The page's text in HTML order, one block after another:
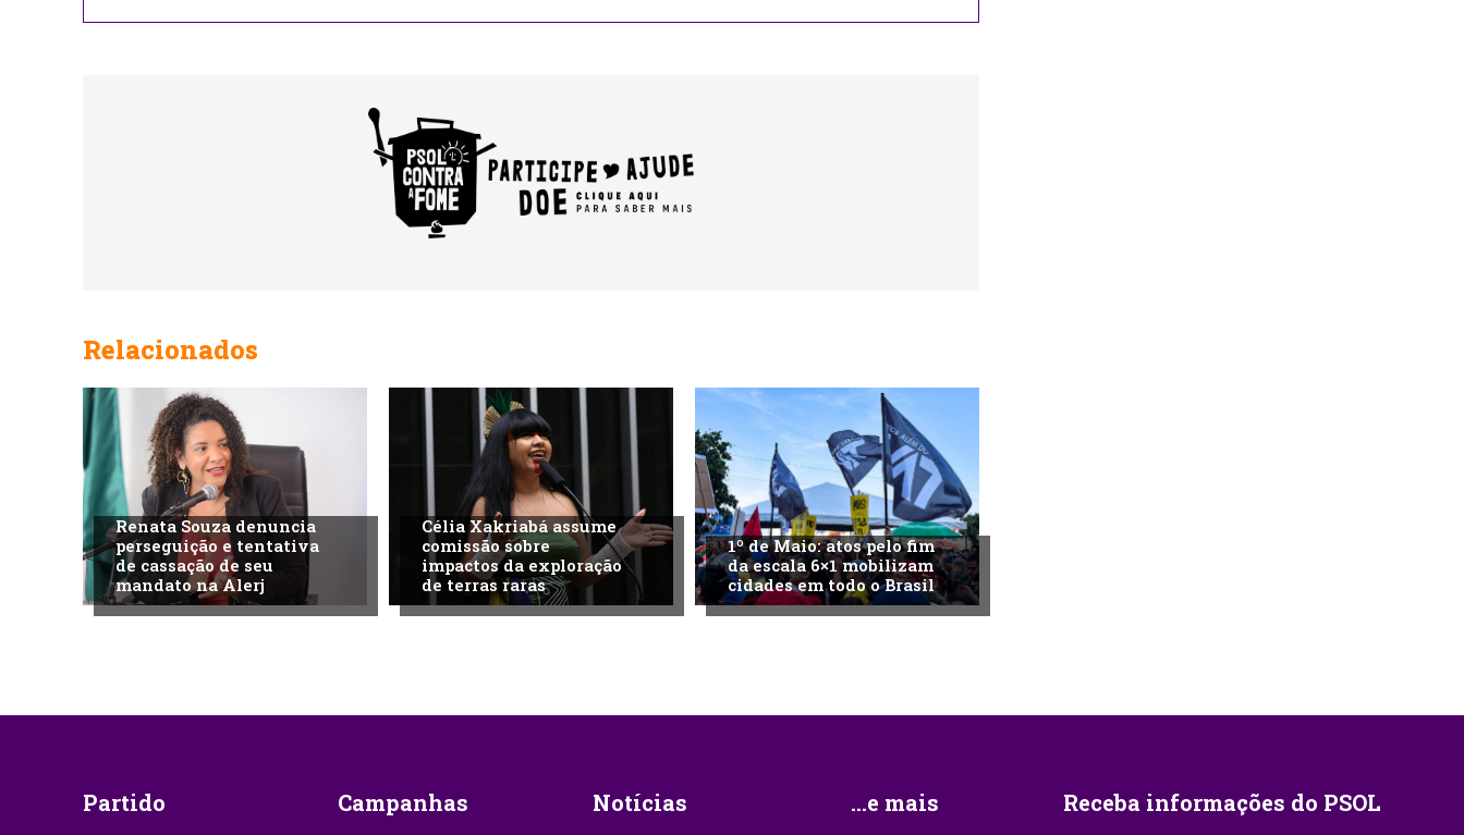
Relacionados
Renata Souza denuncia
perseguição e tentativa
de cassação de seu
mandato na Alerj
Célia Xakriabá assume
comissão sobre
impactos da exploração
de terras raras
1º de Maio: atos pelo fim
da escala 6×1 mobilizam
cidades em todo o Brasil
Partido Campanhas Notícias ...e mais Receba informações do PSOL